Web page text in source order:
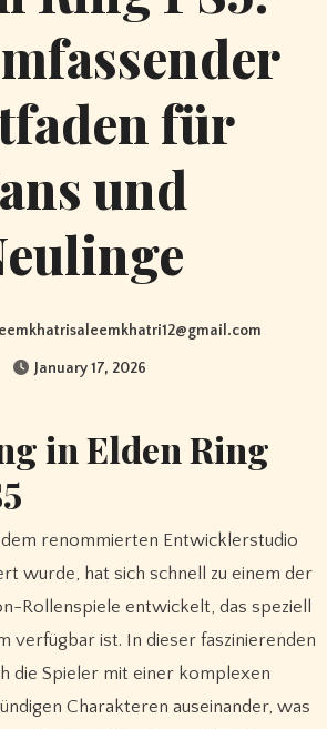
für
und
January 17, 2026
in Elden Ring
wurde, hat sich schnell zu einem der
Rollenspiele entwickelt, das speziell
verfügbar ist. In dieser faszinierenden
die Spieler mit einer komplexen
Charakteren auseinander, was